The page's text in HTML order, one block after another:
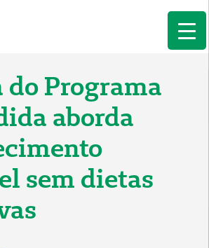
Programa
aborda
sem dietas